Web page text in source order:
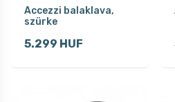
Accezzi balaklava,
szürke
5.299 HUF